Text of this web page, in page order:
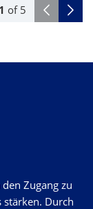
1 of 5
Zugang zu
stärken. Durch